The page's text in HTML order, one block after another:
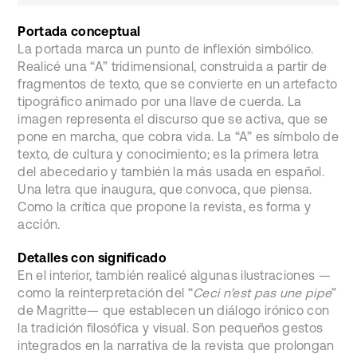
Portada conceptual
La portada marca un punto de inflexión simbólico.
Realicé una “A” tridimensional, construida a partir de
fragmentos de texto, que se convierte en un artefacto
tipográfico animado por una llave de cuerda. La
imagen representa el discurso que se activa, que se
pone en marcha, que cobra vida. La “A” es símbolo de
texto, de cultura y conocimiento; es la primera letra
del abecedario y también la más usada en español.
Una letra que inaugura, que convoca, que piensa.
Como la crítica que propone la revista, es forma y
acción.
Detalles con significado
En el interior, también realicé algunas ilustraciones —
como la reinterpretación del “Ceci n’est pas une pipe”
de Magritte— que establecen un diálogo irónico con
la tradición filosófica y visual. Son pequeños gestos
integrados en la narrativa de la revista que prolongan